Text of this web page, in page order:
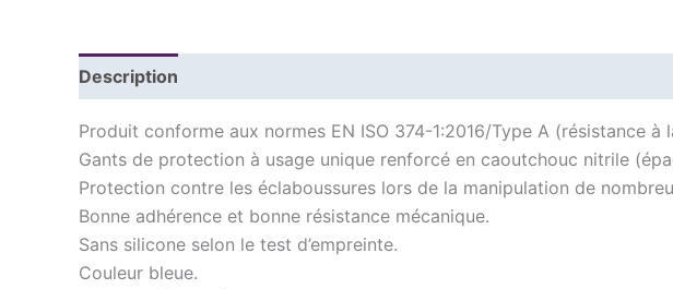
Description
Produit conforme aux normes EN ISO 374-1:2016/Type A (résistance à
Gants de protection à usage unique renforcé en caoutchouc nitrile
Protection contre les éclaboussures lors de la manipulation de
Bonne adhérence et bonne résistance mécanique.
Sans silicone selon le test d’empreinte.
Couleur bleue.